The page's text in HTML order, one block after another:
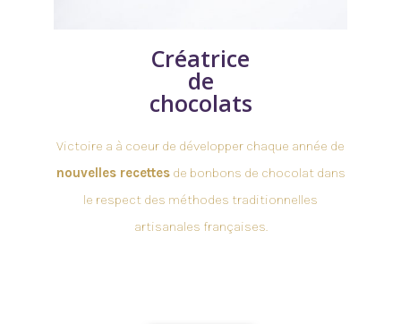
Créatrice
de
chocolats
Victoire a à coeur de développer chaque année de
nouvelles recettesde bonbons de chocolat dans
le respect des méthodes traditionnelles
artisanales françaises.